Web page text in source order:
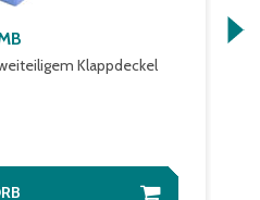
Klappdeckel